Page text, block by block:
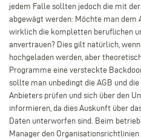
jedem Falle sollten jedoch die mit
abgewägt werden: Möchte man
wirklich die kompletten beruflichen
anvertrauen? Dies gilt natürlich,
hochgeladen werden, aber
Programme eine versteckte
sollte man unbedingt die AGB und
Anbieters prüfen und sich über den
informieren, da dies Auskunft über
Daten unterworfen sind. Beim
Manager den